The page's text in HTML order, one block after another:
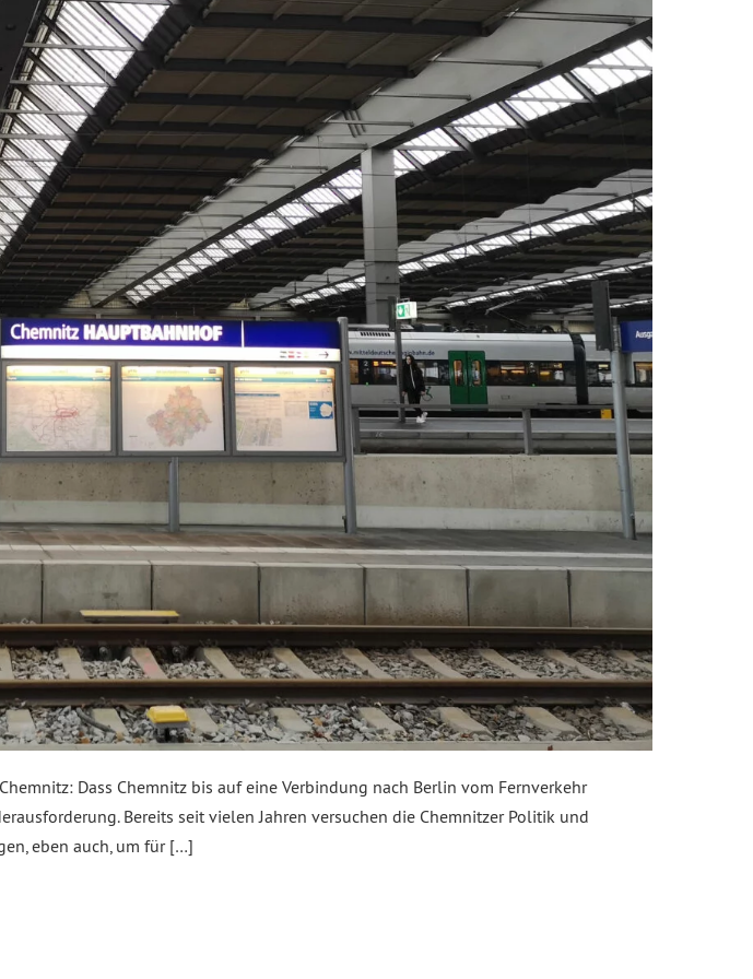
Dass Chemnitz bis auf eine Verbindung nach Berlin vom Fernverkehr
Bereits seit vielen Jahren versuchen die Chemnitzer Politik und
eben auch, um für […]